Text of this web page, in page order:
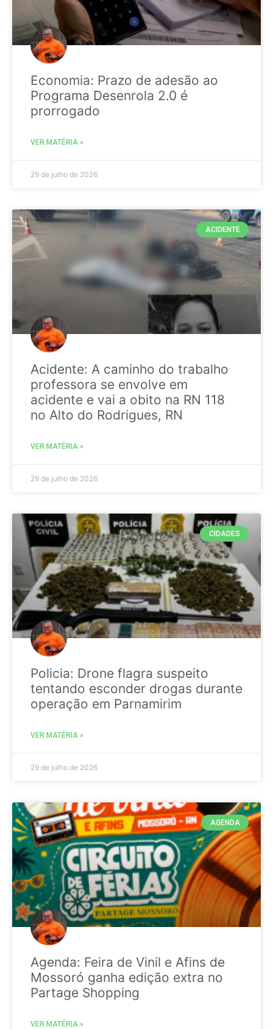
Economia: Prazo de adesão ao
Programa Desenrola 2.0 é
prorrogado
VER MATÉRIA »
29 de julho de 2026
ACIDENTE
Acidente: A caminho do trabalho
professora se envolve em
acidente e vai a obito na RN 118
no Alto do Rodrigues, RN
VER MATÉRIA »
29 de julho de 2026
CIDADES
Policia: Drone flagra suspeito
tentando esconder drogas durante
operação em Parnamirim
VER MATÉRIA »
29 de julho de 2026
AGENDA
Agenda: Feira de Vinil e Afins de
Mossoró ganha edição extra no
Partage Shopping
VER MATÉRIA »